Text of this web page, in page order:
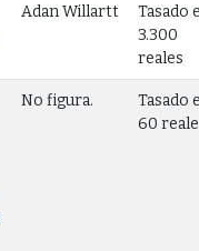
Adan Willartt
Tasado
3.300
reales
No figura.
Tasado
60